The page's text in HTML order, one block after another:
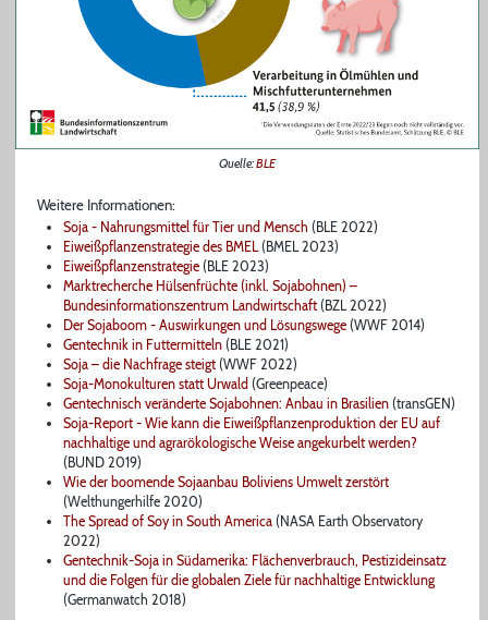
Quelle:BLE
Weitere Informationen:
Soja - Nahrungsmittel für Tier und Mensch (BLE 2022)
Eiweißpflanzenstrategie des BMEL(BMEL 2023)
Eiweißpflanzenstrategie (BLE 2023)
Marktrecherche Hülsenfrüchte (inkl. Sojabohnen) –
Bundesinformationszentrum Landwirtschaft (BZL 2022)
Der Sojaboom - Auswirkungen und Lösungswege (WWF 2014)
Gentechnik in Futtermitteln (BLE 2021)
Soja – die Nachfrage steigt (WWF 2022)
Soja-Monokulturen statt Urwald (Greenpeace)
Gentechnisch veränderte Sojabohnen: Anbau in Brasilien (transGEN)
Soja-Report - Wie kann die Eiweißpflanzenproduktion der EU auf
nachhaltige und agrarökologische Weise angekurbelt werden?
(BUND 2019)
Wie der boomende Sojaanbau Boliviens Umwelt zerstört
(Welthungerhilfe 2020)
The Spread of Soy in South America (NASA Earth Observatory
2022)
Gentechnik-Soja in Südamerika: Flächenverbrauch, Pestizideinsatz
und die Folgen für die globalen Ziele für nachhaltige Entwicklung
(Germanwatch 2018)